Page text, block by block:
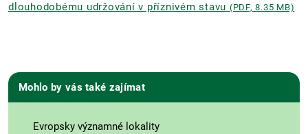
dlouhodobému udržování v příznivém stavu (PDF, 8.35 MB)
Mohlo by vás také zajímat
Evropsky významné lokality